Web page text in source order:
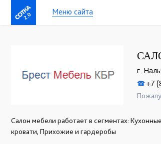
2.0 Меню сайта
г.
☎+7
Салон мебели работает в сегментах:
кровати, Прихожие и гардеробы